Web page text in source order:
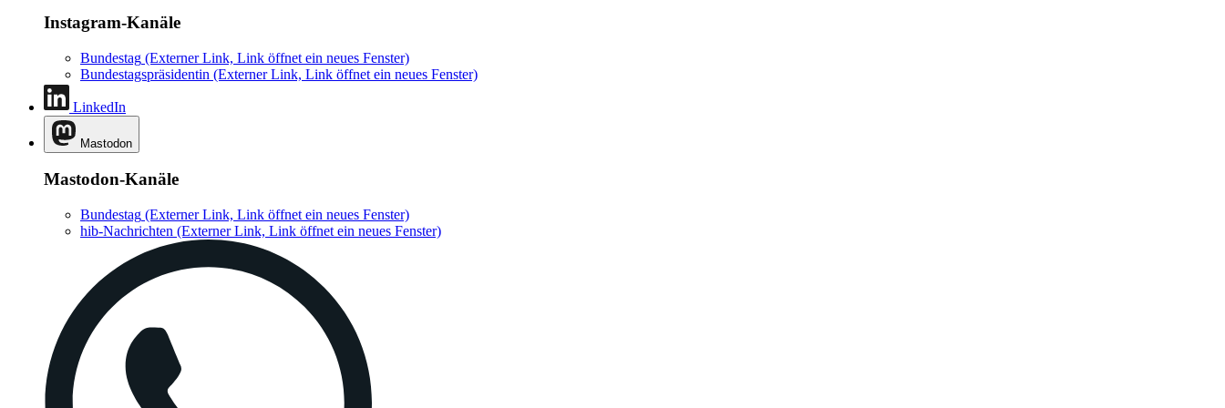
Instagram-Kanäle
Bundestag (Externer Link, Link öffnet ein neues Fenster)
Bundestagspräsidentin (Externer Link, Link öffnet ein neues Fenster)
LinkedIn
Mastodon
Mastodon-Kanäle
Bundestag (Externer Link, Link öffnet ein neues Fenster)
hib-Nachrichten (Externer Link, Link öffnet ein neues Fenster)